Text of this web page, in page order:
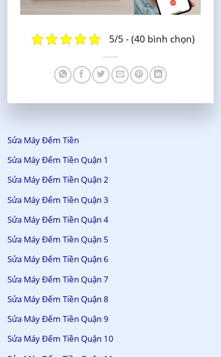
5/5 - (40 bình chọn)
Sửa Máy Đếm Tiền
Sửa Máy Đếm Tiền Quận 1
Sửa Máy Đếm Tiền Quận 2
Sửa Máy Đếm Tiền Quận 3
Sửa Máy Đếm Tiền Quận 4
Sửa Máy Đếm Tiền Quận 5
Sửa Máy Đếm Tiền Quận 6
Sửa Máy Đếm Tiền Quận 7
Sửa Máy Đếm Tiền Quận 8
Sửa Máy Đếm Tiền Quận 9
Sửa Máy Đếm Tiền Quận 10